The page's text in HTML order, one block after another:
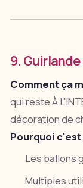
9.
Comment ça
qui reste À
décoration de
Pourquoi c'est
Les ballons
Multiples